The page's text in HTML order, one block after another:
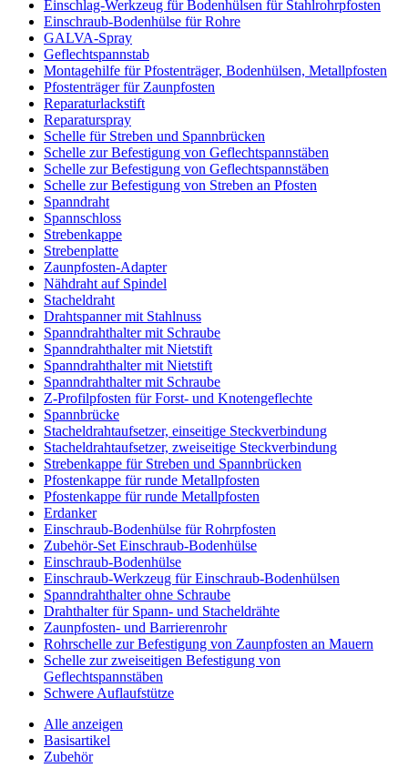
Einschlag-Werkzeug für Bodenhülsen für Stahlrohrpfosten
Einschraub-Bodenhülse für Rohre
GALVA-Spray
Geflechtspannstab
Montagehilfe für Pfostenträger, Bodenhülsen, Metallpfosten
Pfostenträger für Zaunpfosten
Reparaturlackstift
Reparaturspray
Schelle für Streben und Spannbrücken
Schelle zur Befestigung von Geflechtspannstäben
Schelle zur Befestigung von Geflechtspannstäben
Schelle zur Befestigung von Streben an Pfosten
Spanndraht
Spannschloss
Strebenkappe
Strebenplatte
Zaunpfosten-Adapter
Nähdraht auf Spindel
Stacheldraht
Drahtspanner mit Stahlnuss
Spanndrahthalter mit Schraube
Spanndrahthalter mit Nietstift
Spanndrahthalter mit Nietstift
Spanndrahthalter mit Schraube
Z-Profilpfosten für Forst- und Knotengeflechte
Spannbrücke
Stacheldrahtaufsetzer, einseitige Steckverbindung
Stacheldrahtaufsetzer, zweiseitige Steckverbindung
Strebenkappe für Streben und Spannbrücken
Pfostenkappe für runde Metallpfosten
Pfostenkappe für runde Metallpfosten
Erdanker
Einschraub-Bodenhülse für Rohrpfosten
Zubehör-Set Einschraub-Bodenhülse
Einschraub-Bodenhülse
Einschraub-Werkzeug für Einschraub-Bodenhülsen
Spanndrahthalter ohne Schraube
Drahthalter für Spann- und Stacheldrähte
Zaunpfosten- und Barrierenrohr
Rohrschelle zur Befestigung von Zaunpfosten an Mauern
Schelle zur zweiseitigen Befestigung von
Geflechtspannstäben
Schwere Auflaufstütze
Alle anzeigen
Basisartikel
Zubehör